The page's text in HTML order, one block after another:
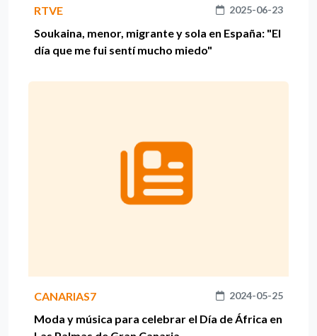
RTVE 2025-06-23
Soukaina, menor, migrante y sola en España: "El
día que me fui sentí mucho miedo"
CANARIAS7 2024-05-25
Moda y música para celebrar el Día de África en